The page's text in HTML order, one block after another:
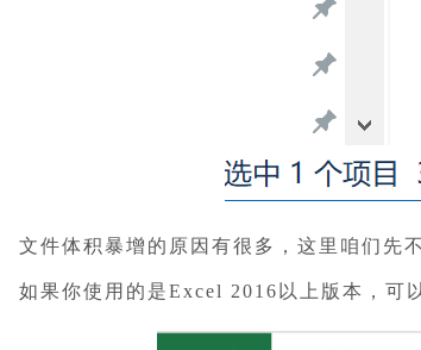
文件体积暴增的原因有很多，这里咱们先
如果你使用的是Excel 2016以上版本，可